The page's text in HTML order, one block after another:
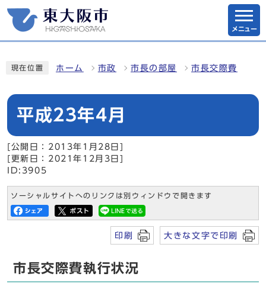
メニュー
現在位置 ホーム 市政 市長の部屋 市長交際費
平成23年4月
[公開日：2013年1月28日]
[更新日：2021年12月3日]
ID:3905
ソーシャルサイトへのリンクは別ウィンドウで開きます
印刷 大きな文字で印刷
市長交際費執行状況